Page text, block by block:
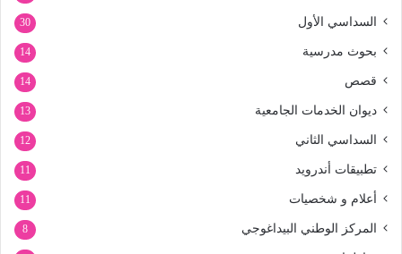
السداسي الأول 30
بحوث مدرسية 14
قصص 14
ديوان الخدمات الجامعية 13
السداسي الثاني 12
تطبيقات أندرويد 11
أعلام و شخصيات 11
المركز الوطني البيداغوجي 8